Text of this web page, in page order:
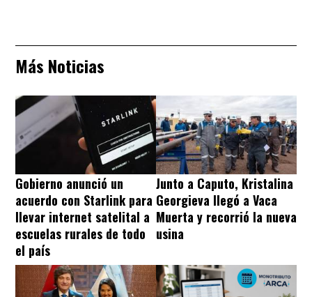
Más Noticias
Gobierno anunció un
acuerdo con Starlink para
llevar internet satelital a
escuelas rurales de todo
el país
Junto a Caputo, Kristalina
Georgieva llegó a Vaca
Muerta y recorrió la nueva
usina